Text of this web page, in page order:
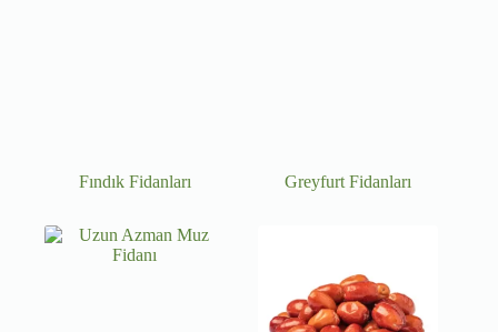
Fındık Fidanları Greyfurt Fidanları